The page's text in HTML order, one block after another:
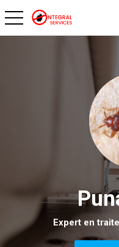
toggle navigation
Expert en